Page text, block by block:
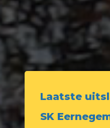
Laatste
SK